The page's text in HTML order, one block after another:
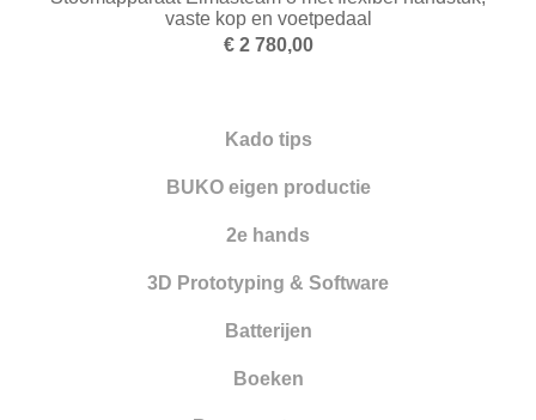
Kado tips
BUKO eigen productie
2e hands
3D Prototyping & Software
Batterijen
Boeken
vaste kop en voetpedaal
€ 2 780,00